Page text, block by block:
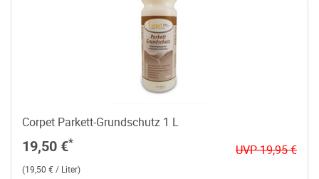
Corpet Parkett-Grundschutz 1 L
19,50 €*
UVP 19,95 €
(19,50 € / Liter)